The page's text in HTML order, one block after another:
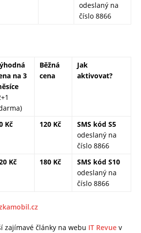
odeslaný na
číslo 8866
na 3
Běžná
cena
Jak
aktivovat?
Kč 120 Kč
SMS kód S5
odeslaný na
číslo 8866
Kč 180 Kč
SMS kód S10
odeslaný na
číslo 8866
zajímavé články na webu IT Revue v